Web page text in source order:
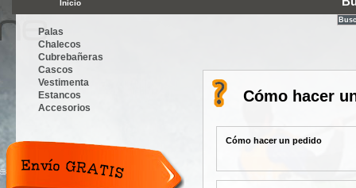
Inicio
Cómo hacer
Cómo hacer un pedido
Palas
Chalecos
Cubrebañeras
Cascos
Vestimenta
Estancos
Accesorios
Envío